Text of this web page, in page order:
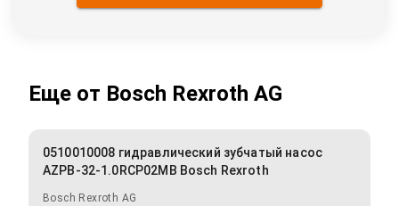
Еще от Bosch Rexroth AG
0510010008 гидравлический зубчатый насос
AZPB-32-1.0RCP02MB Bosch Rexroth
Bosch Rexroth AG